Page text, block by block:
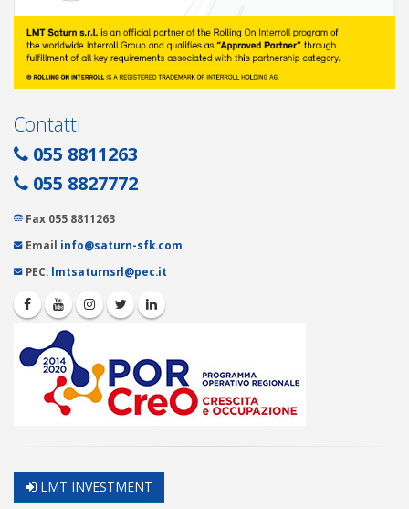
Contatti
055 8811263
055 8827772
Fax 055 8811263
Email info@saturn-sfk.com
PEC: lmtsaturnsrl@pec.it
LMT INVESTMENT